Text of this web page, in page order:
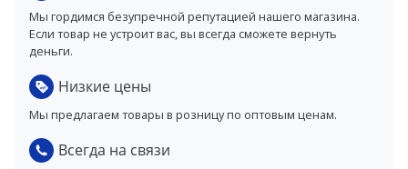
Мы гордимся безупречной репутацией нашего магазина.
Если товар не устроит вас, вы всегда сможете вернуть
деньги.
Низкие цены
Мы предлагаем товары в розницу по оптовым ценам.
Всегда на связи